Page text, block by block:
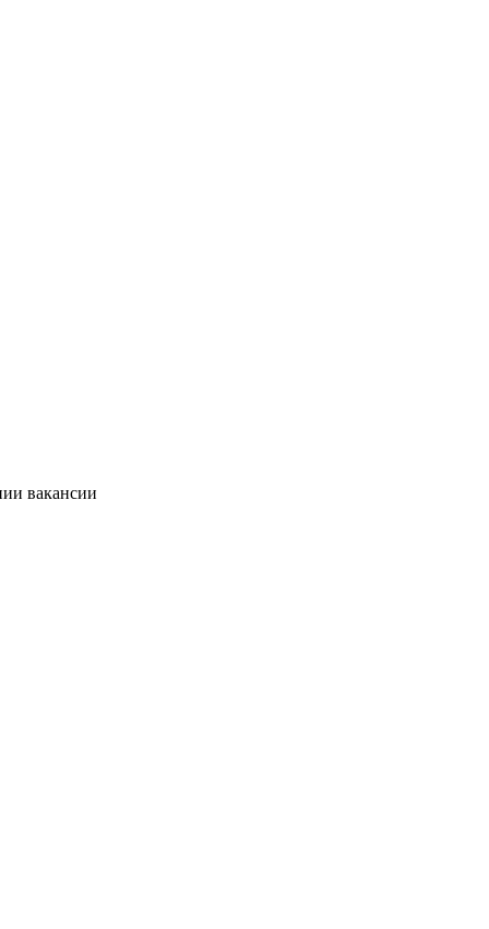
вакансии